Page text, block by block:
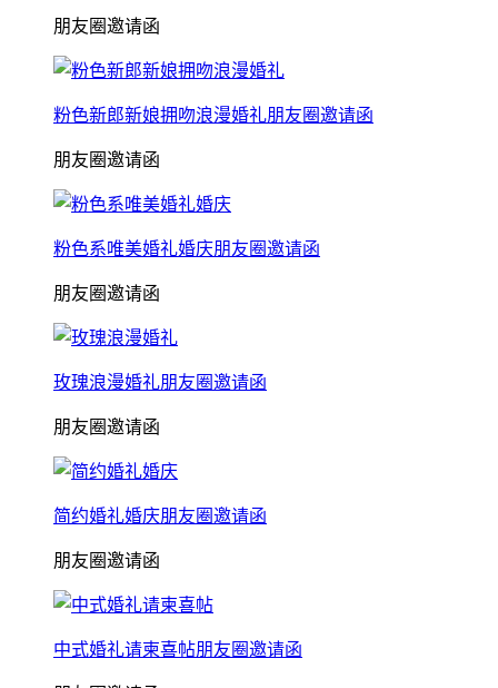
朋友圈邀请函
粉色新郎新娘拥吻浪漫婚礼朋友圈邀请函
朋友圈邀请函
粉色系唯美婚礼婚庆朋友圈邀请函
朋友圈邀请函
玫瑰浪漫婚礼朋友圈邀请函
朋友圈邀请函
简约婚礼婚庆朋友圈邀请函
朋友圈邀请函
中式婚礼请柬喜帖朋友圈邀请函